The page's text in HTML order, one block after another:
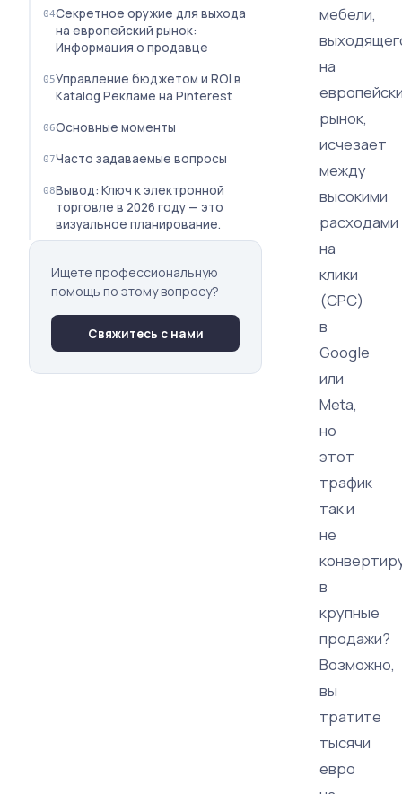
Секретное оружие для выхода
на европейский рынок:
Информация о продавце
Управление бюджетом и ROI в
Кatalog Рекламе на Pinterest
Основные моменты
Часто задаваемые вопросы
Вывод: Ключ к электронной
торговле в 2026 году — это
визуальное планирование.
Ищете профессиональную
помощь по этому вопросу?
Свяжитесь с нами
мебели,
на
рынок,
исчезает
между
высокими
расходами
на
клики
(CPC)
в
Google
или
Meta,
но
этот
трафик
так и
не
в
крупные
продажи?
Возможно,
вы
тратите
тысячи
евро